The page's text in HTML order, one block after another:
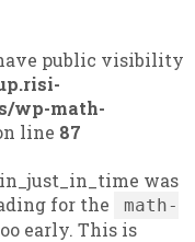
public visibility
wp-math-
line 87
was
for the
math-
early. This is